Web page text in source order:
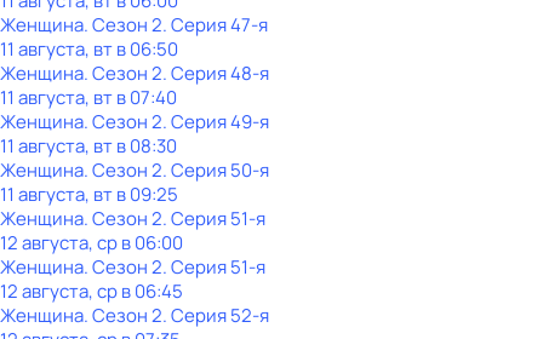
Женщина. Сезон 2. Серия 47-я
11 августа, вт в 06:50
Женщина. Сезон 2. Серия 48-я
11 августа, вт в 07:40
Женщина. Сезон 2. Серия 49-я
11 августа, вт в 08:30
Женщина. Сезон 2. Серия 50-я
11 августа, вт в 09:25
Женщина. Сезон 2. Серия 51-я
12 августа, ср в 06:00
Женщина. Сезон 2. Серия 51-я
12 августа, ср в 06:45
Женщина. Сезон 2. Серия 52-я